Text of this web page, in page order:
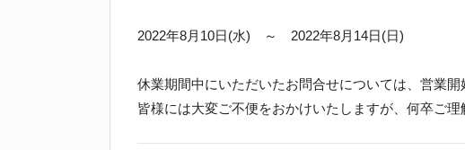
2022年8月10日(水) ～ 2022年8月14日(日)
休業期間中にいただいたお問合せについては、営業開
皆様には大変ご不便をおかけいたしますが、何卒ご理